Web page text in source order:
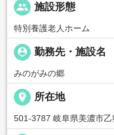
people 施設形態
特別養護老人ホーム
person_pin 勤務先・施設名
みのがみの郷
place 所在地
501-3787 岐阜県美濃市乙